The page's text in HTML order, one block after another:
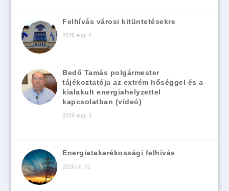
Felhívás városi kitüntetésekre
2026 aug. 4
Bedő Tamás polgármester
tájékoztatója az extrém hőséggel és a
kialakult energiahelyzettel
kapcsolatban (videó)
2026 aug. 3
Energiatakarékossági felhívás
2026 júl. 31